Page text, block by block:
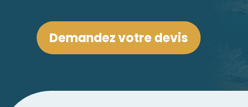
Demandez votre devis